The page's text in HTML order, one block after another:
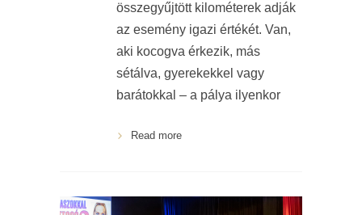
összegyűjtött kilométerek adják
az esemény igazi értékét. Van,
aki kocogva érkezik, más
sétálva, gyerekekkel vagy
barátokkal – a pálya ilyenkor
Read more